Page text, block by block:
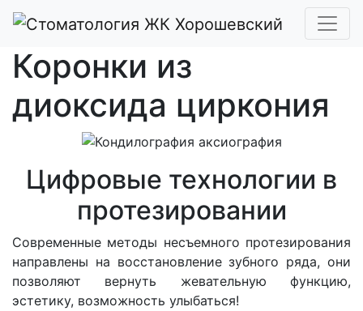
Коронки из
диоксида циркония
Цифровые технологии в
протезировании
Современные методы несъемного протезирования
направлены на восстановление зубного ряда, они
позволяют вернуть жевательную функцию,
эстетику, возможность улыбаться!